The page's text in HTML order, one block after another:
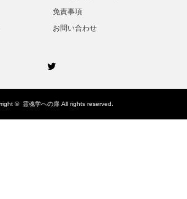
免責事項
お問い合わせ
© 霊魂学への扉 All rights reserved.